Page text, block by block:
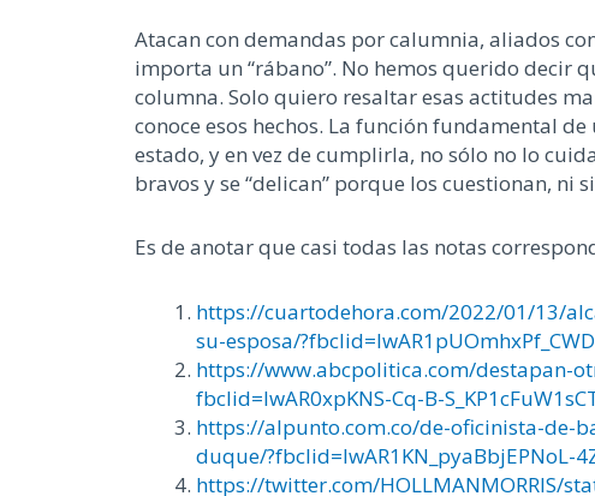
Atacan con demandas por calumnia, aliados
importa un “rábano”. No hemos querido decir
columna. Solo quiero resaltar esas actitudes
conoce esos hechos. La función fundamental
estado, y en vez de cumplirla, no sólo no lo
bravos y se “delican” porque los cuestionan, ni
Es de anotar que casi todas las notas
https://cuartodehora.com/2022/01/13/
su-esposa/
https://www.abcpolitica.com/destapan-
fbclid=IwAR0xpKNS-Cq-B-
https://alpunto.com.co/de-oficinista-de-
duque/?fbclid=IwAR1KN_pyaBbjEPNoL-
https://twitter.com/HOLLMANMORRIS/